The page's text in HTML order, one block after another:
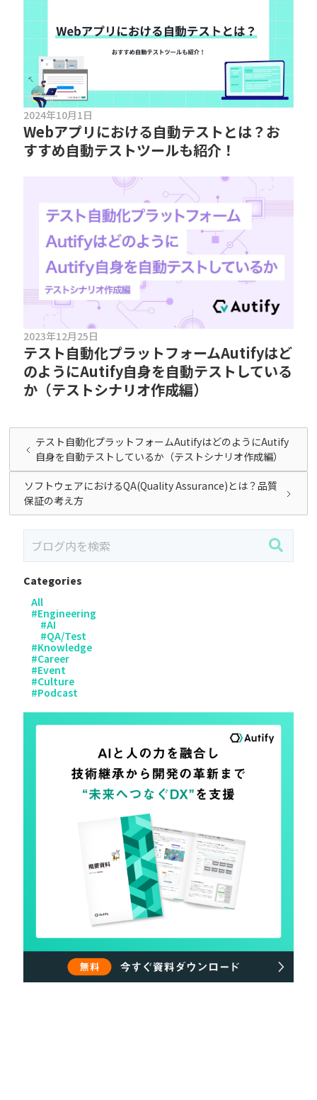
2024年10月1日
Webアプリにおける自動テストとは？お
すすめ自動テストツールも紹介！
2023年12月25日
テスト自動化プラットフォームAutifyはど
のようにAutify自身を自動テストしている
か（テストシナリオ作成編）
テスト自動化プラットフォームAutifyはどのようにAutify
自身を自動テストしているか（テストシナリオ作成編）
ソフトウェアにおけるQA(Quality Assurance)とは？品質
保証の考え方
Categories
All
#Engineering
#AI
#QA/Test
#Knowledge
#Career
#Event
#Culture
#Podcast